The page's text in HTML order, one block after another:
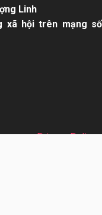
Linh
xã hội trên mạng số
Privacy Policy